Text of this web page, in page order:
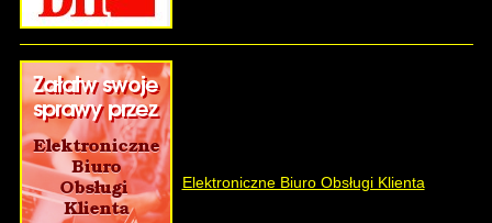
Elektroniczne Biuro Obsługi Klienta